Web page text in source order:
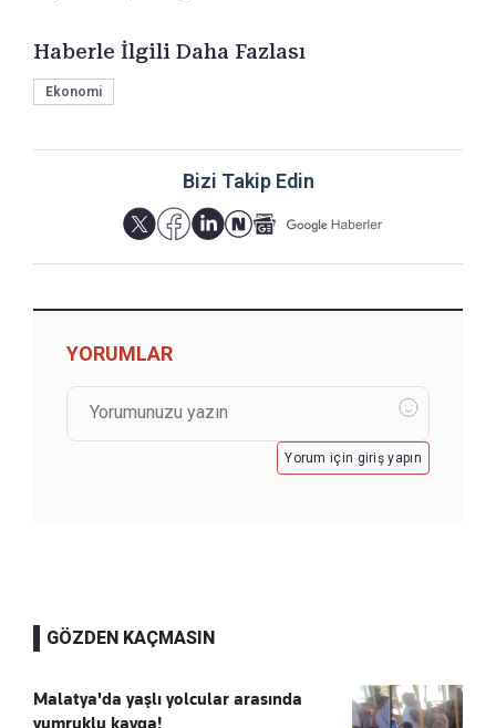
Haberle İlgili Daha Fazlası
Ekonomi
Bizi Takip Edin
YORUMLAR
Yorum için giriş yapın
GÖZDEN KAÇMASIN
Malatya'da yaşlı yolcular arasında
yumruklu kavga!